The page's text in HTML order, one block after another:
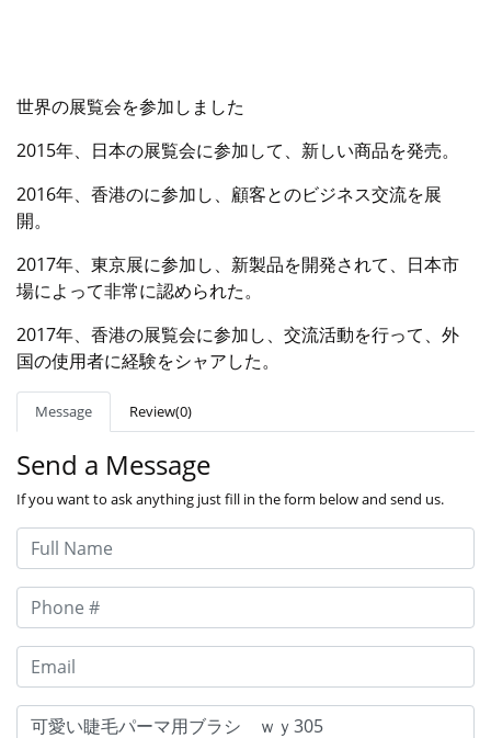
世界の展覧会を参加しました
2015年、日本の展覧会に参加して、新しい商品を発売。
2016年、香港のに参加し、顧客とのビジネス交流を展
開。
2017年、東京展に参加し、新製品を開発されて、日本市
場によって非常に認められた。
2017年、香港の展覧会に参加し、交流活動を行って、外
国の使用者に経験をシャアした。
Message Review(0)
Send a Message
If you want to ask anything just fill in the form below and send us.